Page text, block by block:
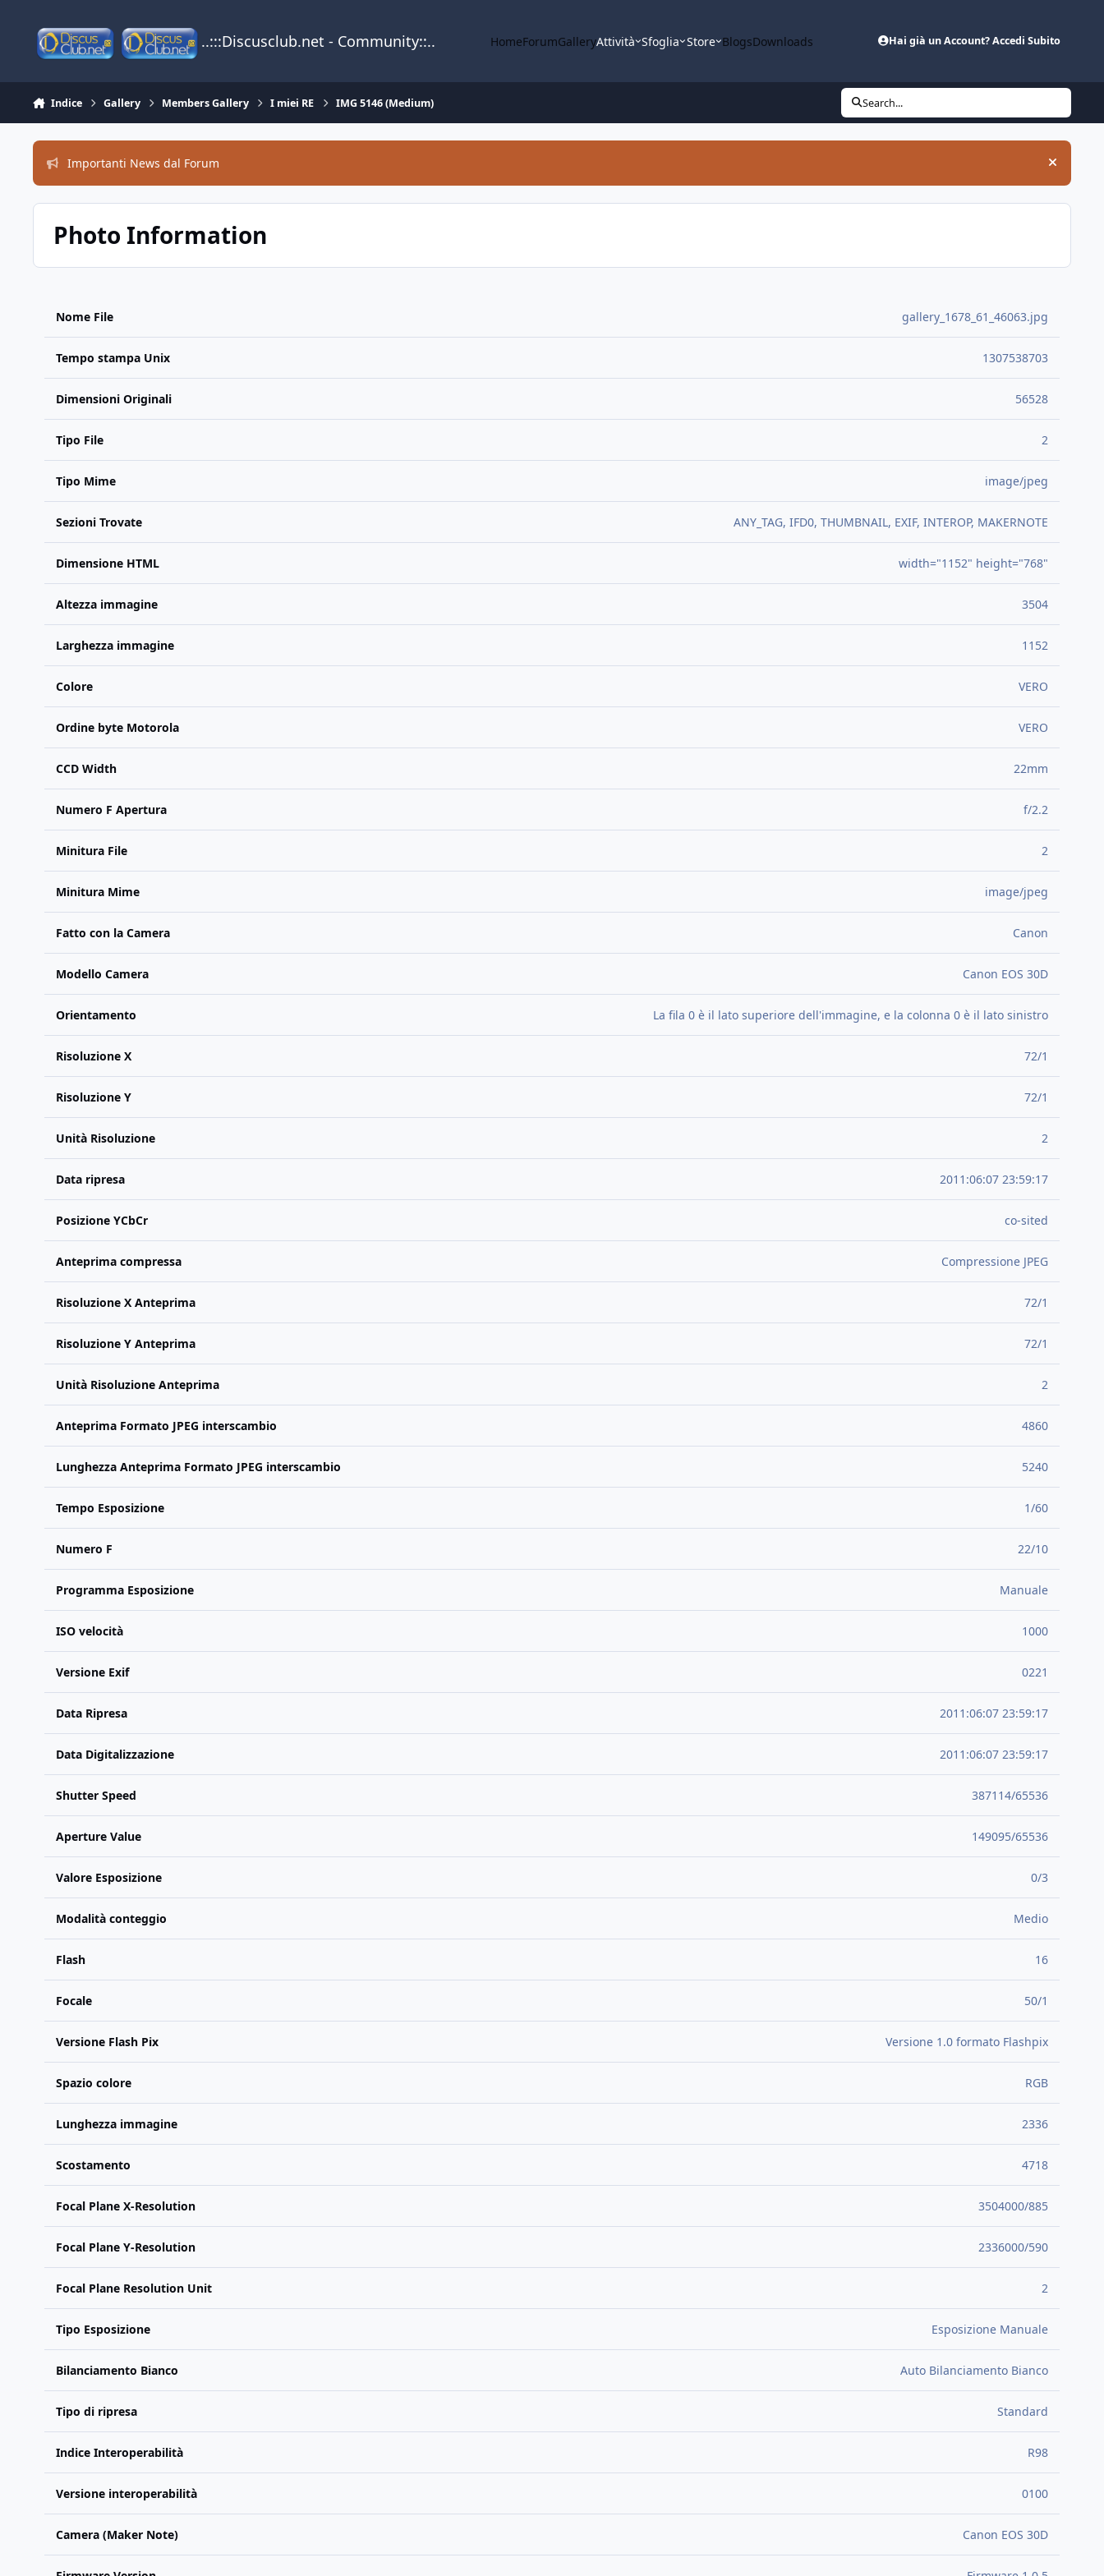
..:::Discusclub.net - Community::.. HomeForumGalleryAttività Sfoglia Store BlogsDownloads Hai già un Account? Accedi Subito
Indice Gallery Members Gallery I miei RE IMG 5146 (Medium) Search...
Importanti News dal Forum Hide
Photo Information
Nome File gallery_1678_61_46063.jpg
Tempo stampa Unix 1307538703
Dimensioni Originali 56528
Tipo File 2
Tipo Mime image/jpeg
Sezioni Trovate ANY_TAG, IFD0, THUMBNAIL, EXIF, INTEROP, MAKERNOTE
Dimensione HTML width="1152" height="768"
Altezza immagine 3504
Larghezza immagine 1152
Colore VERO
Ordine byte Motorola VERO
CCD Width 22mm
Numero F Apertura f/2.2
Minitura File 2
Minitura Mime image/jpeg
Fatto con la Camera Canon
Modello Camera Canon EOS 30D
Orientamento La fila 0 è il lato superiore dell'immagine, e la colonna 0 è il lato sinistro
Risoluzione X 72/1
Risoluzione Y 72/1
Unità Risoluzione 2
Data ripresa 2011:06:07 23:59:17
Posizione YCbCr co-sited
Anteprima compressa Compressione JPEG
Risoluzione X Anteprima 72/1
Risoluzione Y Anteprima 72/1
Unità Risoluzione Anteprima 2
Anteprima Formato JPEG interscambio 4860
Lunghezza Anteprima Formato JPEG interscambio 5240
Tempo Esposizione 1/60
Numero F 22/10
Programma Esposizione Manuale
ISO velocità 1000
Versione Exif 0221
Data Ripresa 2011:06:07 23:59:17
Data Digitalizzazione 2011:06:07 23:59:17
Shutter Speed 387114/65536
Aperture Value 149095/65536
Valore Esposizione 0/3
Modalità conteggio Medio
Flash 16
Focale 50/1
Versione Flash Pix Versione 1.0 formato Flashpix
Spazio colore RGB
Lunghezza immagine 2336
Scostamento 4718
Focal Plane X-Resolution 3504000/885
Focal Plane Y-Resolution 2336000/590
Focal Plane Resolution Unit 2
Tipo Esposizione Esposizione Manuale
Bilanciamento Bianco Auto Bilanciamento Bianco
Tipo di ripresa Standard
Indice Interoperabilità R98
Versione interoperabilità 0100
Camera (Maker Note) Canon EOS 30D